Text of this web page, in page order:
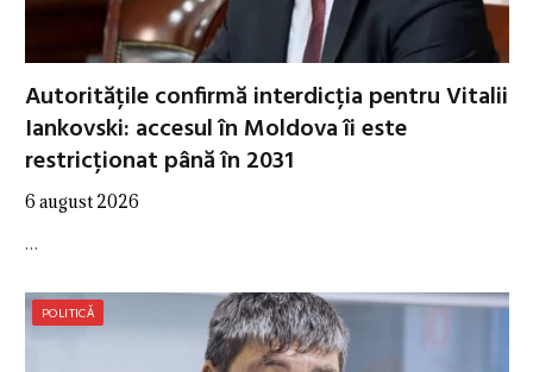
Autoritățile confirmă interdicția pentru Vitalii
Iankovski: accesul în Moldova îi este
restricționat până în 2031
6 august 2026
…
POLITICĂ